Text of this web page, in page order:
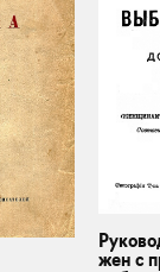
жен с